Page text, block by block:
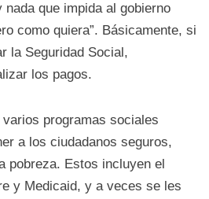
nada que impida al gobierno
como quiera”. Básicamente, si
la Seguridad Social,
los pagos.
programas sociales
a los ciudadanos seguros,
pobreza. Estos incluyen el
y Medicaid, y a veces se les